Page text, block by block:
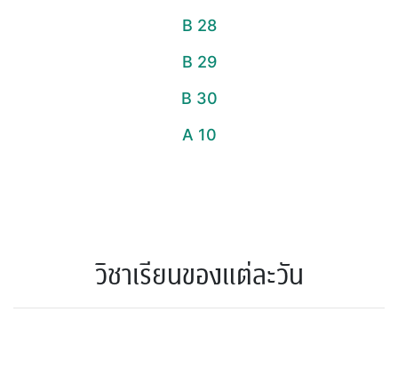
B 28
B 29
B 30
A 10
วิชาเรียนของแต่ละวัน